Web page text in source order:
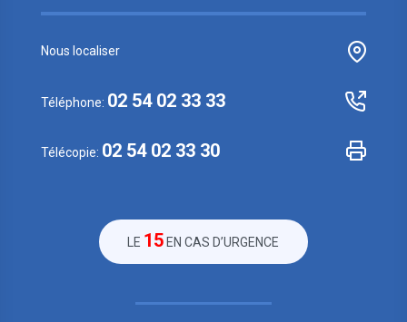
Nous localiser
Téléphone: 02 54 02 33 33
Télécopie: 02 54 02 33 30
LE 15 EN CAS D’URGENCE